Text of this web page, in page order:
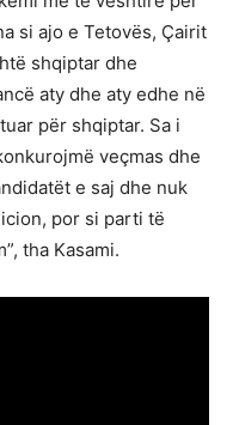
si ajo e Tetovës, Çairit
shqiptar dhe
aty dhe aty edhe në
për shqiptar. Sa i
veçmas dhe
e saj dhe nuk
por si parti të
tha Kasami.